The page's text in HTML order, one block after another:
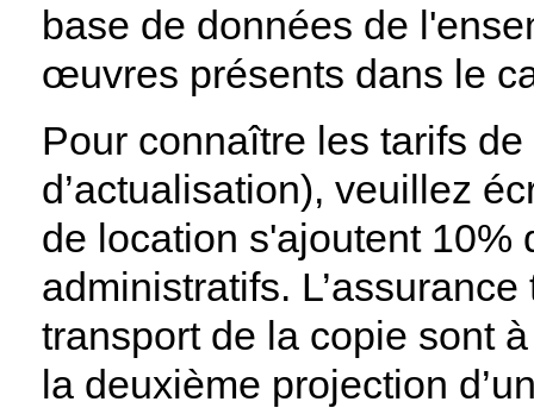
base de données de
œuvres présents dans le
Pour connaître les tarifs
d’actualisation), veuillez
de location s'ajoutent 10%
administratifs.
transport de la copie sont
la deuxième projection